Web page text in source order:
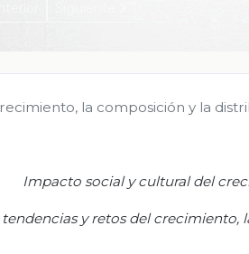
la composición y la
Impacto social y cultural del
tendencias y retos del